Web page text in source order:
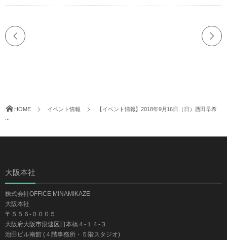
HOME イベント情報
【イベント情報】2018年9月16日（日）西田早希
大阪本社
株式会社OFFICE MINAMIKAZE
大阪本社
〒５５６-０００５
大阪府大阪市浪速区日本橋４-１４-３
池田ビル南館 (４階事務所・５階スタジオ)